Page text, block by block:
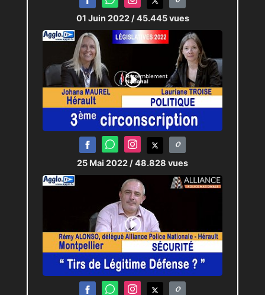
01 Juin 2022 / 45.445 vues
25 Mai 2022 / 48.828 vues